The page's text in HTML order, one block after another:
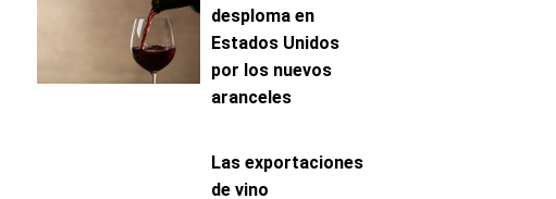
desploma en
Estados Unidos
por los nuevos
aranceles
Las exportaciones
de vino